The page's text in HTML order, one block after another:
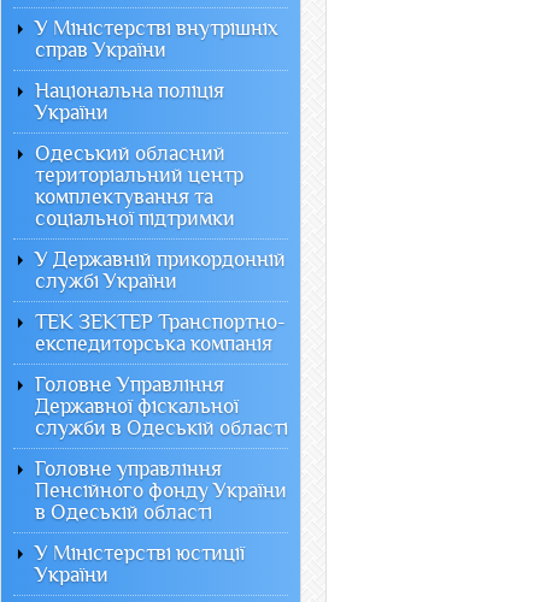
У Міністерстві внутрішніх
справ України
Національна поліція
України
Одеський обласний
територіальний центр
комплектування та
соціальної підтримки
У Державній прикордонній
службі України
ТЕК ЗЕКТЕР Транспортно-
експедиторська компанія
Головне Управління
Державної фіскальної
служби в Одеській області
Головне управління
Пенсійного фонду України
в Одеській області
У Міністерстві юстиції
України